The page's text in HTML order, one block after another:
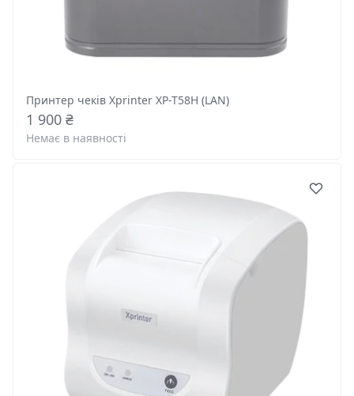
Принтер чеків Xprinter XP-T58H (LAN)
1 900 ₴
Немає в наявності